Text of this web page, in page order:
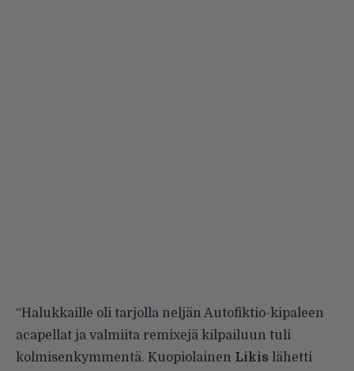
“Halukkaille oli tarjolla neljän Autofiktio-kipaleen
acapellat ja valmiita remixejä kilpailuun tuli
kolmisenkymmentä. Kuopiolainen Likis lähetti